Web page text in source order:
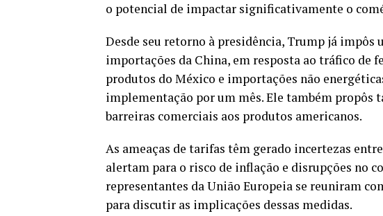
o potencial de impactar significativamente o
Desde seu retorno à presidência, Trump já impôs
importações da China, em resposta ao tráfico de
produtos do México e importações não
implementação por um mês. Ele também propôs
barreiras comerciais aos produtos americanos.
As ameaças de tarifas têm gerado incertezas
alertam para o risco de inflação e disrupções no
representantes da União Europeia se reuniram
para discutir as implicações dessas medidas.